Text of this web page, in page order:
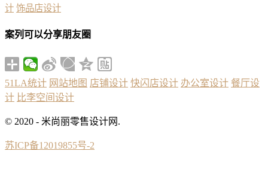
计 饰品店设计
案列可以分享朋友圈
51LA统计 网站地图 店铺设计 快闪店设计 办公室设计 餐厅设
计 比李空间设计
© 2020 - 米尚丽零售设计网.
苏ICP备12019855号-2